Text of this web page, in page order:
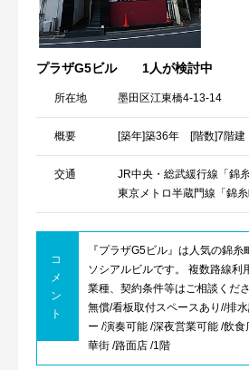
プラザG5ビル 1人が検討中
所在地 墨田区江東橋4-13-14
概要 [築年]築36年 [階数]7階
交通
JR中央・総武緩行線「錦
東京メトロ半蔵門線「錦
コ
メ
ン
ト
『プラザG5ビル』は人気の錦
ソシアルビルです。 複数路線利
業種、契約条件等はご相談くだ
無償/看板取付スペースあり//排
ー /演奏可能 /深夜営業可能 /飲
華街 /路面店 /1階